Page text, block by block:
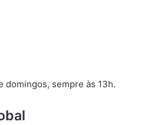
domingos, sempre às 13h.